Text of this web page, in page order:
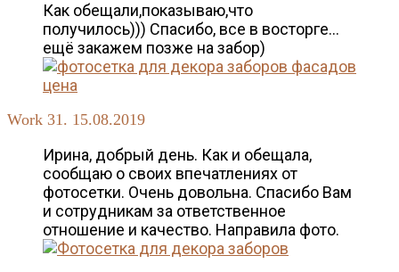
Как обещали,показываю,что
получилось))) Спасибо, все в восторге…
ещё закажем позже на забор)
Work 31. 15.08.2019
Ирина, добрый день. Как и обещала,
сообщаю о своих впечатлениях от
фотосетки. Очень довольна. Спасибо Вам
и сотрудникам за ответственное
отношение и качество. Направила фото.